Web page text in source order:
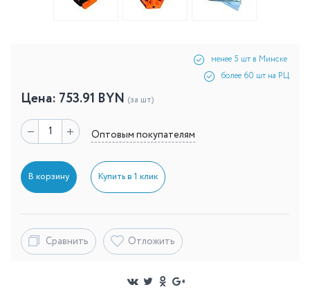
менее 5 шт в Минске
более 60 шт на РЦ
Цена: 753.91 BYN (за шт)
Оптовым покупателям
В корзину Купить в 1 клик
Сравнить Отложить